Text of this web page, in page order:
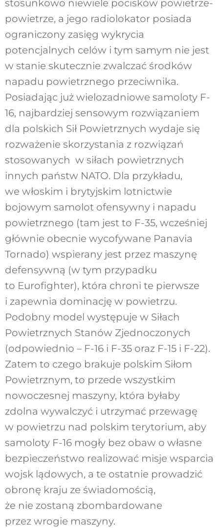
stosunkowo niewiele pocisków powietrze-
powietrze, a jego radiolokator posiada
ograniczony zasięg wykrycia
potencjalnych celów i tym samym nie jest
w stanie skutecznie zwalczać środków
napadu powietrznego przeciwnika.
Posiadając już wielozadniowe samoloty F-
16, najbardziej sensowym rozwiązaniem
dla polskich Sił Powietrznych wydaje się
rozważenie skorzystania z rozwiązań
stosowanych w siłach powietrznych
innych państw NATO. Dla przykładu,
we włoskim i brytyjskim lotnictwie
bojowym samolot ofensywny i napadu
powietrznego (tam jest to F-35, wcześniej
głównie obecnie wycofywane Panavia
Tornado) wspierany jest przez maszynę
defensywną (w tym przypadku
to Eurofighter), która chroni te pierwsze
i zapewnia dominację w powietrzu.
Podobny model występuje w Siłach
Powietrznych Stanów Zjednoczonych
(odpowiednio – F-16 i F-35 oraz F-15 i F-22).
Zatem to czego brakuje polskim Siłom
Powietrznym, to przede wszystkim
nowoczesnej maszyny, która byłaby
zdolna wywalczyć i utrzymać przewagę
w powietrzu nad polskim terytorium, aby
samoloty F-16 mogły bez obaw o własne
bezpieczeństwo realizować misje wsparcia
wojsk lądowych, a te ostatnie prowadzić
obronę kraju ze świadomością,
że nie zostaną zbombardowane
przez wrogie maszyny.